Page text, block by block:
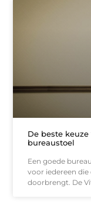
De beste
bureaustoel
Een goede
voor iedereen
doorbrengt. De